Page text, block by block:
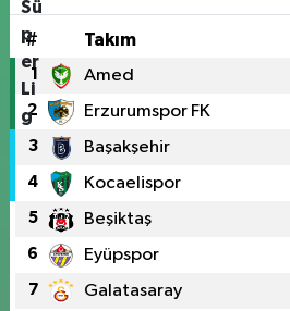
# Takım
1 Amed
2 Erzurumspor FK
3 Başakşehir
4 Kocaelispor
5 Beşiktaş
6 Eyüpspor
7 Galatasaray